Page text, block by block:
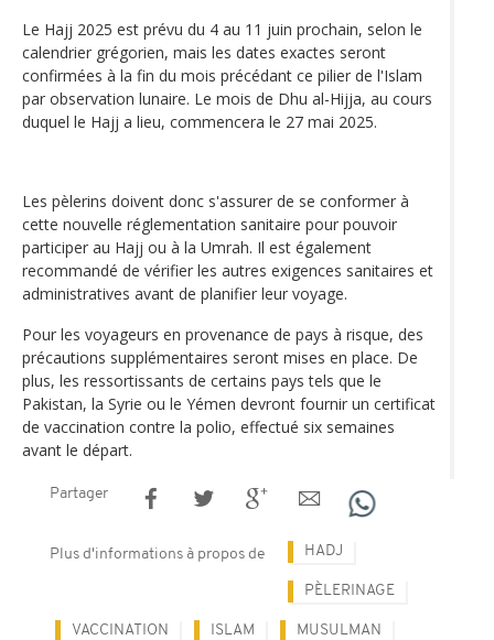
Le Hajj 2025 est prévu du 4 au 11 juin prochain, selon le
calendrier grégorien, mais les dates exactes seront
confirmées à la fin du mois précédant ce pilier de l'Islam
par observation lunaire. Le mois de Dhu al-Hijja, au cours
duquel le Hajj a lieu, commencera le 27 mai 2025.
Les pèlerins doivent donc s'assurer de se conformer à
cette nouvelle réglementation sanitaire pour pouvoir
participer au Hajj ou à la Umrah. Il est également
recommandé de vérifier les autres exigences sanitaires et
administratives avant de planifier leur voyage.
Pour les voyageurs en provenance de pays à risque, des
précautions supplémentaires seront mises en place. De
plus, les ressortissants de certains pays tels que le
Pakistan, la Syrie ou le Yémen devront fournir un certificat
de vaccination contre la polio, effectué six semaines
avant le départ.
Partager
Plus d'informations à propos de HADJ
PÈLERINAGE
VACCINATION ISLAM MUSULMAN